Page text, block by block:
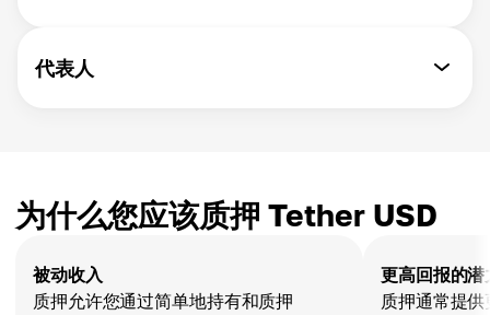
代表人
为什么您应该质押 Tether USD
被动收入
质押允许您通过简单地持有和质押
更高回报的潜
质押通常提